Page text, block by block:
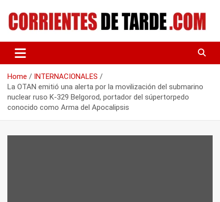
content
CORRIENTES DE TARDE
Home
INTERNACIONALES
La OTAN emitió una alerta por la movilización del submarino
nuclear ruso K-329 Belgorod, portador del súpertorpedo
conocido como Arma del Apocalipsis